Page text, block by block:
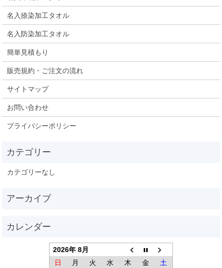
名入捺染加工タオル
名入防染加工タオル
簡単見積もり
販売規約・ご注文の流れ
サイトマップ
お問い合わせ
プライバシーポリシー
カテゴリーなし
2026年 8月
日
月 火 水 木 金
土